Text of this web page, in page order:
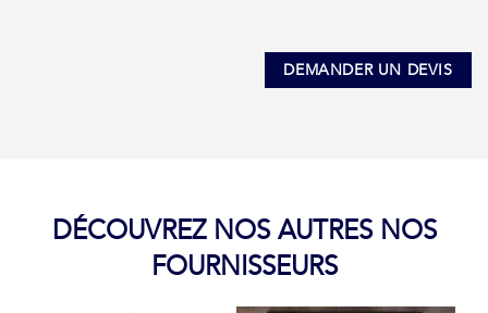
DEMANDER UN DEVIS
DÉCOUVREZ NOS AUTRES NOS
FOURNISSEURS